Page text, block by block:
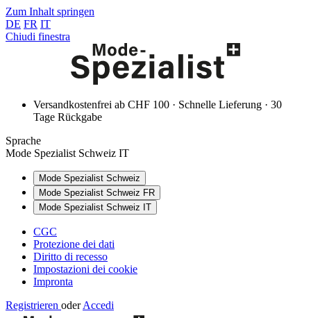
Zum Inhalt springen
DE FR IT
Chiudi finestra
Versandkostenfrei ab CHF 100 · Schnelle Lieferung · 30
Tage Rückgabe
Sprache
Mode Spezialist Schweiz IT
Mode Spezialist Schweiz
Mode Spezialist Schweiz FR
Mode Spezialist Schweiz IT
CGC
Protezione dei dati
Diritto di recesso
Impostazioni dei cookie
Impronta
Registrieren oder Accedi